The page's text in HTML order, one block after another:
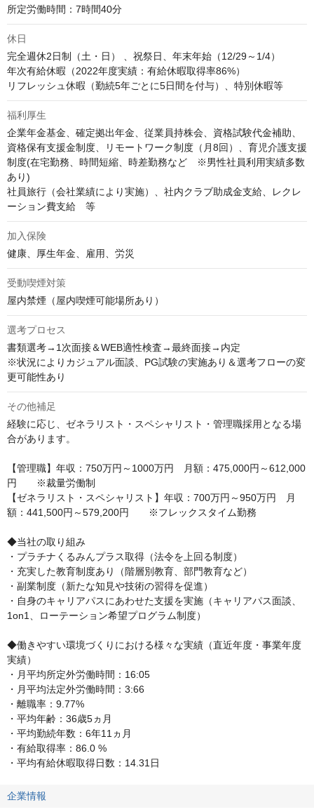
所定労働時間：7時間40分
休日
完全週休2日制（土・日） 、祝祭日、年末年始（12/29～1/4）
年次有給休暇（2022年度実績：有給休暇取得率86%）
リフレッシュ休暇（勤続5年ごとに5日間を付与）、特別休暇等
福利厚生
企業年金基金、確定拠出年金、従業員持株会、資格試験代金補助、
資格保有支援金制度、リモートワーク制度（月8回）、育児介護支援
制度(在宅勤務、時間短縮、時差勤務など　※男性社員利用実績多数
あり)
社員旅行（会社業績により実施）、社内クラブ助成金支給、レクレ
ーション費支給　等
加入保険
健康、厚生年金、雇用、労災
受動喫煙対策
屋内禁煙（屋内喫煙可能場所あり）
選考プロセス
書類選考→1次面接＆WEB適性検査→最終面接→内定
※状況によりカジュアル面談、PG試験の実施あり＆選考フローの変
更可能性あり
その他補足
経験に応じ、ゼネラリスト・スペシャリスト・管理職採用となる場
合があります。
【管理職】年収：750万円～1000万円　月額：475,000円～612,000
円　　※裁量労働制
【ゼネラリスト・スペシャリスト】年収：700万円～950万円　月
額：441,500円～579,200円　　※フレックスタイム勤務
◆当社の取り組み
・プラチナくるみんプラス取得（法令を上回る制度）
・充実した教育制度あり（階層別教育、部門教育など）
・副業制度（新たな知見や技術の習得を促進）
・自身のキャリアパスにあわせた支援を実施（キャリアパス面談、
1on1、ローテーション希望プログラム制度）
◆働きやすい環境づくりにおける様々な実績（直近年度・事業年度
実績）
・月平均所定外労働時間：16:05
・月平均法定外労働時間：3:66
・離職率：9.77%
・平均年齢：36歳5ヵ月
・平均勤続年数：6年11ヵ月
・有給取得率：86.0 %
・平均有給休暇取得日数：14.31日
企業情報